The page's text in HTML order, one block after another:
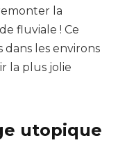
la
fluviale ! Ce
les environs
la plus jolie
utopique